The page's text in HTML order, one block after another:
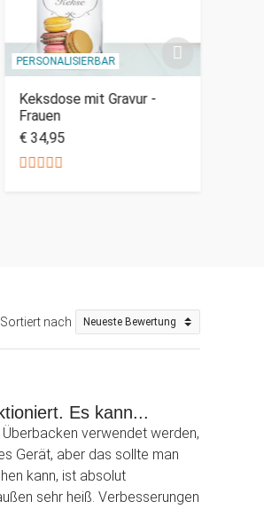
PERSONALISIERBAR
Keksdose mit Gravur -
Frauen
€ 34,95
Sortiert nach
Es kann...
verwendet werden,
Gerät, aber das sollte man
kann, ist absolut
sehr heiß. Verbesserungen